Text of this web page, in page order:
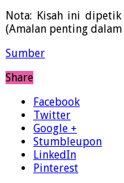
Nota: Kisah ini
(Amalan penting dalam
Sumber
Share
Facebook
Twitter
Google +
Stumbleupon
LinkedIn
Pinterest